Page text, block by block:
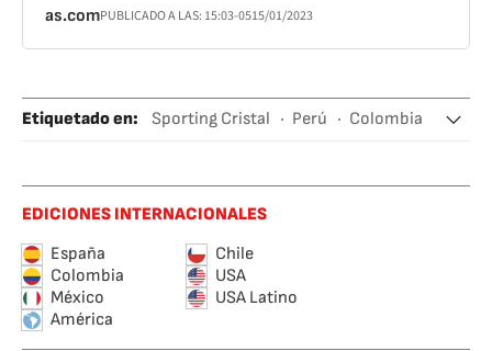
as.comPUBLICADO A LAS: 15:03-0515/01/2023
Etiquetado en: Sporting Cristal Perú
Colombia
EDICIONES INTERNACIONALES
España
Chile
Colombia
USA
México
USA Latino
América